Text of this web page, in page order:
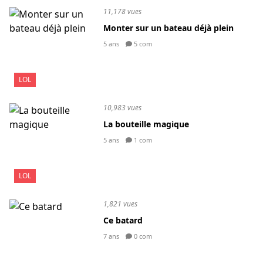
LOL
11,178 vues
Monter sur un bateau déjà plein
5 ans 5 com
LOL
10,983 vues
La bouteille magique
5 ans 1 com
1,821 vues
Ce batard
7 ans 0 com